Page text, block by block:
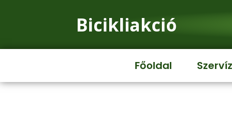
Bicikliakció
Főoldal Szervíz